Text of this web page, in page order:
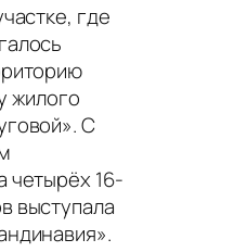
где
жилого
С
четырёх 16-
выступала